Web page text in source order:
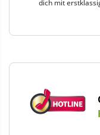
dich mit